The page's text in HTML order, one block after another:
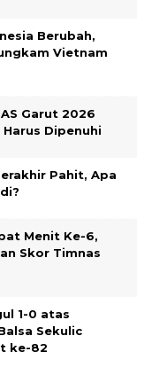
Berubah,
Vietnam
Garut 2026
Dipenuhi
Pahit, Apa
Menit Ke-6,
Skor Timnas
1-0 atas
Sekulic
ke-82